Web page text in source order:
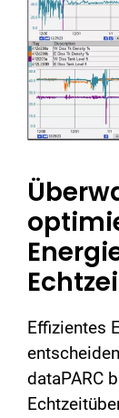
Effizientes
dataPARC